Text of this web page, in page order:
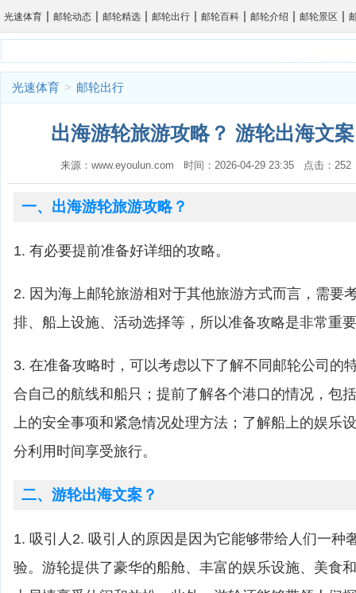
光速体育 | 邮轮动态 | 邮轮精选 | 邮轮出行 | 邮轮百科 | 邮轮介绍 | 邮轮景区 |
光速体育 > 邮轮出行
出海游轮旅游攻略？ 游轮出海文
来源：www.eyoulun.com 时间：2026-04-29 23:35 点击：
一、出海游轮旅游攻略？
1. 有必要提前准备好详细的攻略。
2. 因为海上邮轮旅游相对于其他旅游方式而言，需要
排、船上设施、活动选择等，所以准备攻略是非常重
3. 在准备攻略时，可以考虑以下了解不同邮轮公司的
合自己的航线和船只；提前了解各个港口的情况，包
上的安全事项和紧急情况处理方法；了解船上的娱乐
分利用时间享受旅行。
二、游轮出海文案？
1. 吸引人2. 吸引人的原因是因为它能够带给人们一种
验。游轮提供了豪华的船舱、丰富的娱乐设施、美食